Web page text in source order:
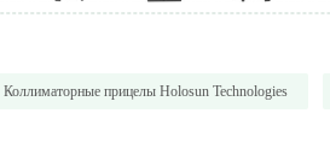
Коллиматорные прицелы Holosun Technologies